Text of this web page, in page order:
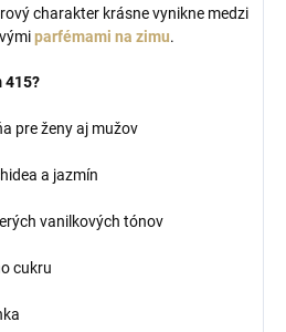
charakter krásne vynikne medzi
parfémami na zimu.
415?
pre ženy aj mužov
a jazmín
vanilkových tónov
cukru